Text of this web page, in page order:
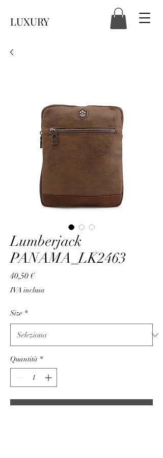
LUXURY
Lumberjack
PANAMA_LK2463
40,50 €Prezzo
IVA inclusa
Size *
Quantità *